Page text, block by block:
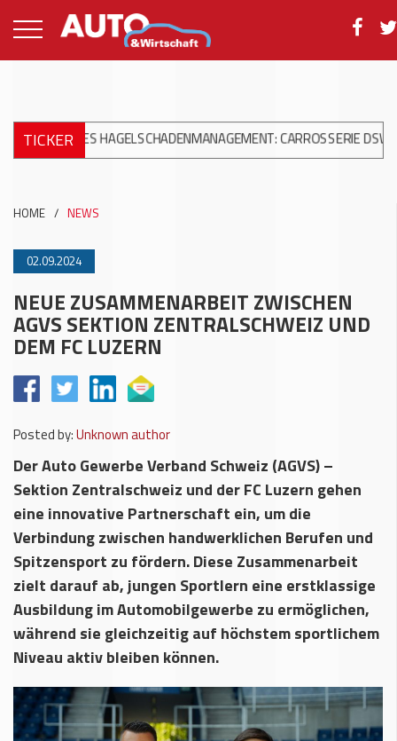
TICKER
HAGELSCHADENMANAGEMENT: CARROSSERIE DSW AG
HOME / NEWS
02.09.2024
NEUE ZUSAMMENARBEIT ZWISCHEN
AGVS SEKTION ZENTRALSCHWEIZ UND
DEM FC LUZERN
Posted by:Unknown author
Der Auto Gewerbe Verband Schweiz (AGVS) –
Sektion Zentralschweiz und der FC Luzern gehen
eine innovative Partnerschaft ein, um die
Verbindung zwischen handwerklichen Berufen und
Spitzensport zu fördern. Diese Zusammenarbeit
zielt darauf ab, jungen Sportlern eine erstklassige
Ausbildung im Automobilgewerbe zu ermöglichen,
während sie gleichzeitig auf höchstem sportlichem
Niveau aktiv bleiben können.